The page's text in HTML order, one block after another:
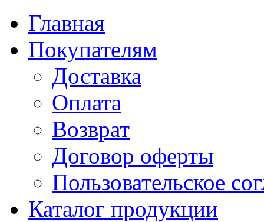
Главная
Покупателям
Доставка
Оплата
Возврат
Договор оферты
Пользовательское
Каталог продукции